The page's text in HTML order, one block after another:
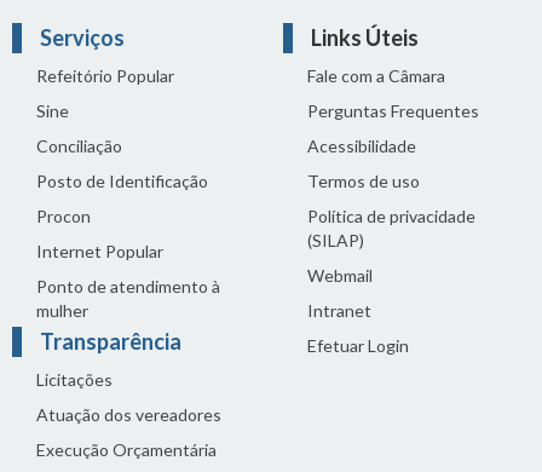
Serviços
Refeitório Popular
Sine
Conciliação
Posto de Identificação
Procon
Internet Popular
Ponto de atendimento à
mulher
Transparência
Licitações
Atuação dos vereadores
Execução Orçamentária
Links Úteis
Fale com a Câmara
Perguntas Frequentes
Acessibilidade
Termos de uso
Política de privacidade
(SILAP)
Webmail
Intranet
Efetuar Login